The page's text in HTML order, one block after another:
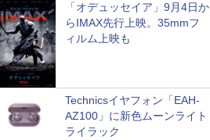
「オデュッセイア」9月4日か
らIMAX先行上映。35mmフ
ィルム上映も
Technicsイヤフォン「EAH-
AZ100」に新色ムーンライト
ライラック